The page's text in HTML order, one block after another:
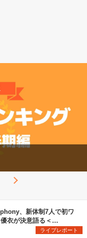
、新体制7人で初ワ
衣が決意語る＜
Live はじまりの夏
ライブレポート